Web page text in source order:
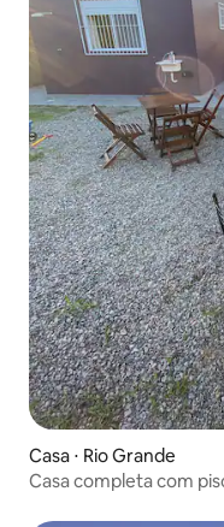
Casa ⋅ Rio Grande
Casa completa com